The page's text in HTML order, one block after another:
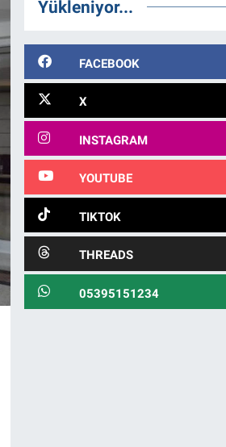
Yükleniyor...
FACEBOOK
X
INSTAGRAM
YOUTUBE
TIKTOK
THREADS
05395151234